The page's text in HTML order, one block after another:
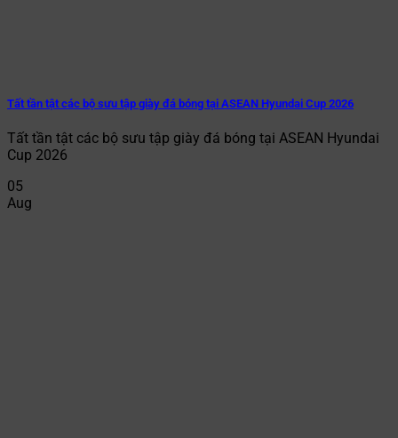
Tất tần tật các bộ sưu tập giày đá bóng tại ASEAN Hyundai Cup 2026
Tất tần tật các bộ sưu tập giày đá bóng tại ASEAN Hyundai
Cup 2026
05
Aug